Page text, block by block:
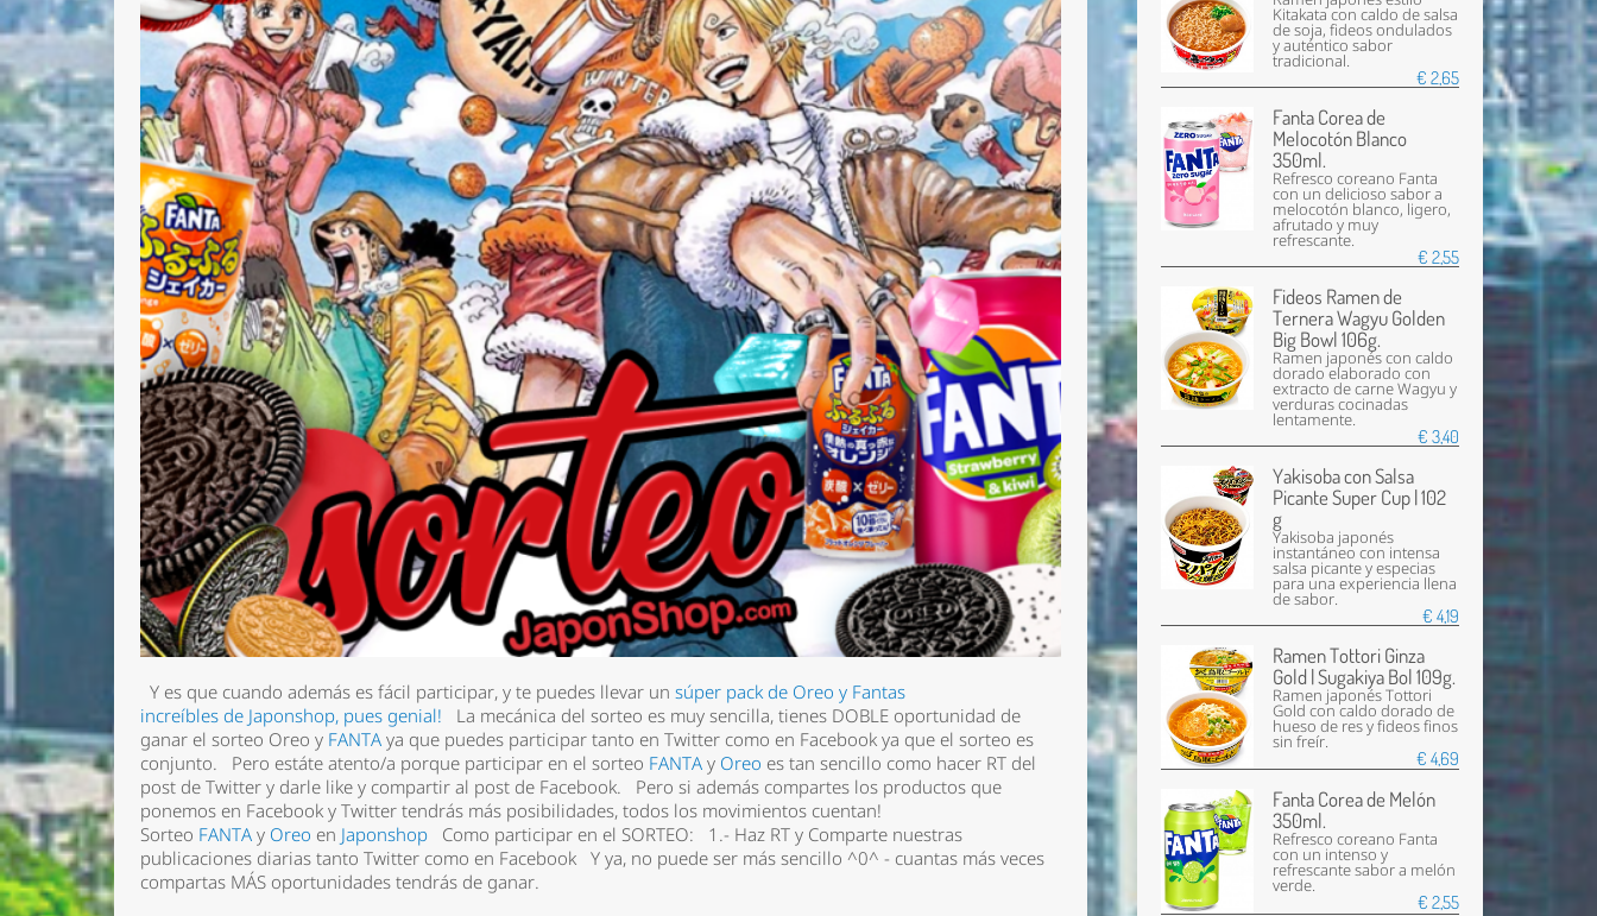
Y es que cuando además es fácil participar, y te puedes llevar unsúper pack de Oreo y Fantas
increíbles de Japonshop, pues genial! La mecánica del sorteo es muy sencilla, tienes DOBLE oportunidad de
ganar el sorteo Oreo y FANTAya que puedes participar tanto en Twitter como en Facebook ya que el sorteo es
conjunto. Pero estáte atento/a porque participar en el sorteo FANTAy Oreo es tan sencillo como hacer RT del
post de Twitter y darle like y compartir al post de Facebook. Pero si además compartes los productos que
ponemos en Facebook y Twitter tendrás más posibilidades, todos los movimientos cuentan!
Sorteo FANTAy Oreo en Japonshop Como participar en el SORTEO: 1.- Haz RT y Comparte nuestras
publicaciones diarias tanto Twitter como en Facebook Y ya, no puede ser más sencillo ^0^ - cuantas más veces
compartas MÁS oportunidades tendrás de ganar.
Kitakata con caldo de salsa
de soja, fideos ondulados
y auténtico sabor
tradicional.
€ 2,65
Fanta Corea de
Melocotón Blanco
350ml.
Refresco coreano Fanta
con un delicioso sabor a
melocotón blanco, ligero,
afrutado y muy
refrescante.
€ 2,55
Fideos Ramen de
Ternera Wagyu Golden
Big Bowl 106g.
Ramen japonés con caldo
dorado elaborado con
extracto de carne Wagyu y
verduras cocinadas
lentamente.
€ 3,40
Yakisoba con Salsa
Picante Super Cup | 102
g
Yakisoba japonés
instantáneo con intensa
salsa picante y especias
para una experiencia llena
de sabor.
€ 4,19
Ramen Tottori Ginza
Gold | Sugakiya Bol 109g.
Ramen japonés Tottori
Gold con caldo dorado de
hueso de res y fideos finos
sin freír.
€ 4,69
Fanta Corea de Melón
350ml.
Refresco coreano Fanta
con un intenso y
refrescante sabor a melón
verde.
€ 2,55
Nombre *
Email *
Comentario *